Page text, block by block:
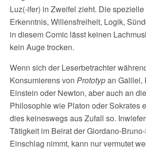
Luz(-ifer) in Zweifel zieht. Die
Erkenntnis, Willensfreiheit, Logik,
in diesem Comic lässt keinen
kein Auge trocken.
Wenn sich der Leserbetrachter
Konsumierens von Prototypan Galilei,
Einstein oder Newton, aber auch an
Philosophie wie Platon oder Sokrates
dies keineswegs aus Zufall so.
Tätigkeit im Beirat der Giordano-
Einschlag nimmt, kann nur vermutet